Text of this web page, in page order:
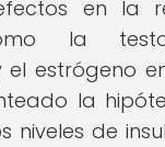
en la
la
estrógeno
la
niveles de